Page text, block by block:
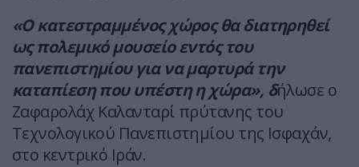
«Ο κατεστραμμένος χώρος θα διατηρηθεί
ως πολεμικό μουσείο εντός του
πανεπιστημίου για να μαρτυρά την
καταπίεση που υπέστη η χώρα», δήλωσε ο
Ζαφαρολάχ Καλανταρί πρύτανης του
Τεχνολογικού Πανεπιστημίου της Ισφαχάν,
στο κεντρικό Ιράν.